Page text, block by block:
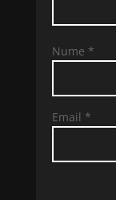
Nume *
Email *